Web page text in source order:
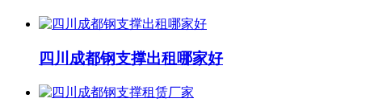
四川成都钢支撑出租哪家好